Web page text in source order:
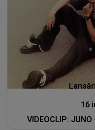
16
VIDEOCLIP: